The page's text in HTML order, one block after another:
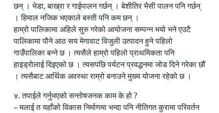
छन् । भेडा, बाख्रा र गाईपालन गर्छन् । बेशीतिर भैसी पालन पनि गर्छन्
। हिमाल नजिक भएकाले बस्ती पनि कम छन् ।
हाम्रो पालिकामा अहिले सुरु गरेको आयोजना सम्पन्न भयो भने एउटै
पालिकामा पौने आठ सय मेगावाट विजुली उत्पादन हुने पहिलो
गाउँपालिका बन्ने छ । त्यसैले हाम्रो पहिलो प्राथमिकता पनि
हाइड्रोलाई दिइएको छ । त्यसपछि पर्यटन प्रवद्धनमा जोड दिने गरेका छौं
। त्यसैबाट आर्थिक अवस्था राम्रो बनाउने मुख्य योजना रहेको छ ।
४. तपाईले गर्नुभएको सन्तोषजनक काम के हो ?
– मलाई त यहाँको विकास निर्माणमा भन्दा पनि नीतिगत कुरामा परिवर्तन